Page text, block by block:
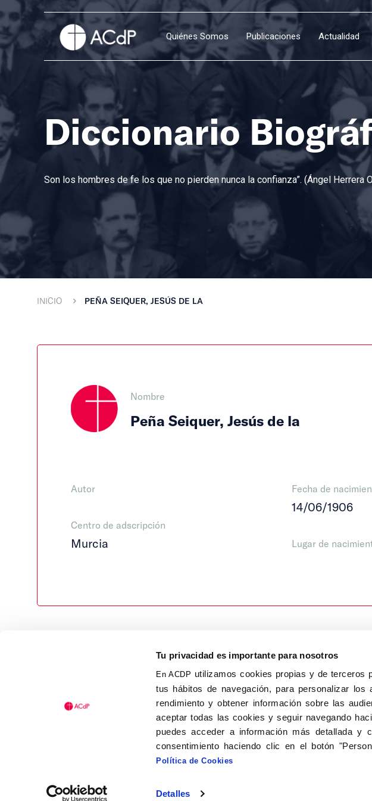
Tu privacidad es importante para nosotros
En ACDP utilizamos cookies propias y de terceros
tus hábitos de navegación, para personalizar
rendimiento y obtener información sobre las
aceptar todas las cookies y seguir navegando
puedes acceder a información más detallada y
consentimiento haciendo clic en el botón
Política de Cookies
Detalles
Quiénes Somos Publicaciones Actualidad
Diccionario
Son los hombres de fe los que no pierden nunca la confianza”. (Ángel Herrera
INICIO PEÑA SEIQUER, JESÚS DE LA
Nombre
Peña Seiquer, Jesús de la
Autor
Centro de adscripción
Murcia
Fecha de
14/06/1906
Lugar de
Calle Isaac Peral, 58 C.P.: 28040, Madrid
Tel (+34) 91 456 63 27
Fax: (+34) 91 535 19 98
acdp@acdp.es